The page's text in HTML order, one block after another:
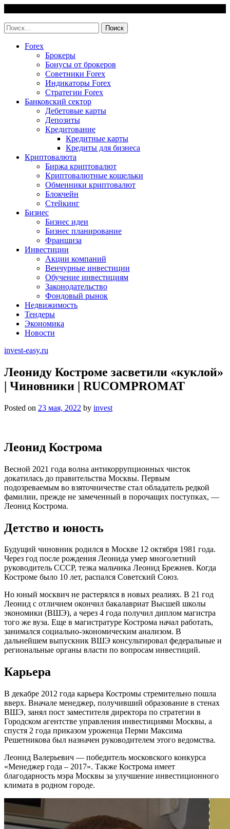
content
Найти:
Forex
Брокеры
Бонусы от брокеров
Советники Forex
Индикаторы Forex
Стратегии Forex
Банковский сектор
Дебетовые карты
Депозиты
Кредитование
Кредитные карты
Кредиты для бизнеса
Криптовалюта
Биржа криптовалют
Криптовалютные кошельки
Обменники криптовалют
Блокчейн
Стейкинг
Бизнес
Бизнес идеи
Бизнес планирование
Франшиза
Инвестиции
Акции компаний
Венчурные инвестиции
Обучение инвестициям
Законодательство
Фондовый рынок
Недвижимость
Тендеры
Экономика
Новости
invest-easy.ru
Леониду Костроме засветили «куклой»
| Чиновники | RUCOMPROMAT
Posted on 23 мая, 2022 by invest
Леонид Кострома
Весной 2021 года волна антикоррупционных чисток
докатилась до правительства Москвы. Первым
подозреваемым во взяточничестве стал обладатель редкой
фамилии, прежде не замеченный в порочащих поступках, —
Леонид Кострома.
Детство и юность
Будущий чиновник родился в Москве 12 октября 1981 года.
Через год после рождения Леонида умер многолетний
руководитель СССР, тезка мальчика Леонид Брежнев. Когда
Костроме было 10 лет, распался Советский Союз.
Но юный москвич не растерялся в новых реалиях. В 21 год
Леонид с отличием окончил бакалавриат Высшей школы
экономики (ВШЭ), а через 4 года получил диплом магистра
того же вуза. Еще в магистратуре Кострома начал работать,
занимался социально-экономическим анализом. В
дальнейшем выпускник ВШЭ консультировал федеральные и
региональные органы власти по вопросам инвестиций.
Карьера
В декабре 2012 года карьера Костромы стремительно пошла
вверх. Вначале менеджер, получивший образование в стенах
ВШЭ, занял пост заместителя директора по стратегии в
Городском агентстве управления инвестициями Москвы, а
спустя 2 года приказом уроженца Перми Максима
Решетникова был назначен руководителем этого ведомства.
Леонид Валерьевич — победитель московского конкурса
«Менеджер года – 2017». Также Кострома имеет
благодарность мэра Москвы за улучшение инвестиционного
климата в родном городе.